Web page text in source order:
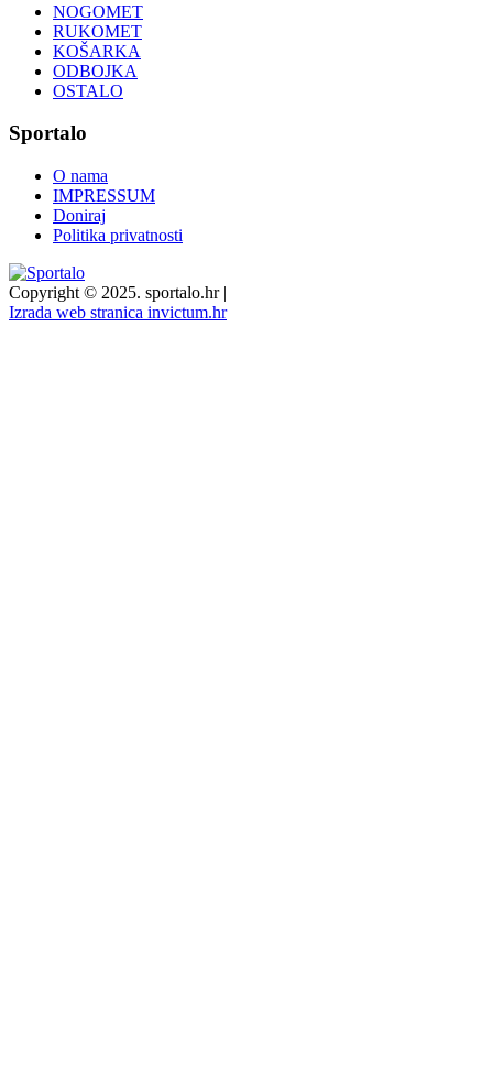
NOGOMET
RUKOMET
KOŠARKA
ODBOJKA
OSTALO
Sportalo
O nama
IMPRESSUM
Doniraj
Politika privatnosti
Copyright © 2025. sportalo.hr |
Izrada web stranica invictum.hr